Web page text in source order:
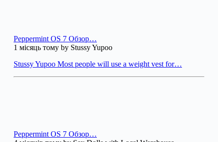
Peppermint OS 7 Обзор…
1 місяць тому by Stussy Yupoo
Stussy Yupoo Most people will use a weight vest for…
Peppermint OS 7 Обзор…